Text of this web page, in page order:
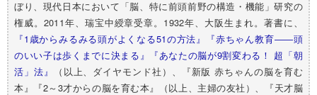
ぼり、現代日本において「脳、特に前頭前野の構造・機能」研究の
権威。2011年、瑞宝中綬章受章。1932年、大阪生まれ。著書に、
『1歳からみるみる頭がよくなる51の方法』
『赤ちゃん教育――頭
のいい子は歩くまでに決まる』
『あなたの脳が9割変わる！ 超「朝
活」法』
（以上、ダイヤモンド社）、『新版 赤ちゃんの脳を育む
本』『2～3才からの脳を育む本』（以上、主婦の友社）、『天才脳